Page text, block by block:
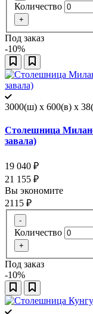
Количество
+
Под заказ
-10%
3000(ш) x 600(в) x
Столешница
завала)
19 040 ₽
21 155 ₽
Вы экономите
2115 ₽
-
Количество
+
Под заказ
-10%